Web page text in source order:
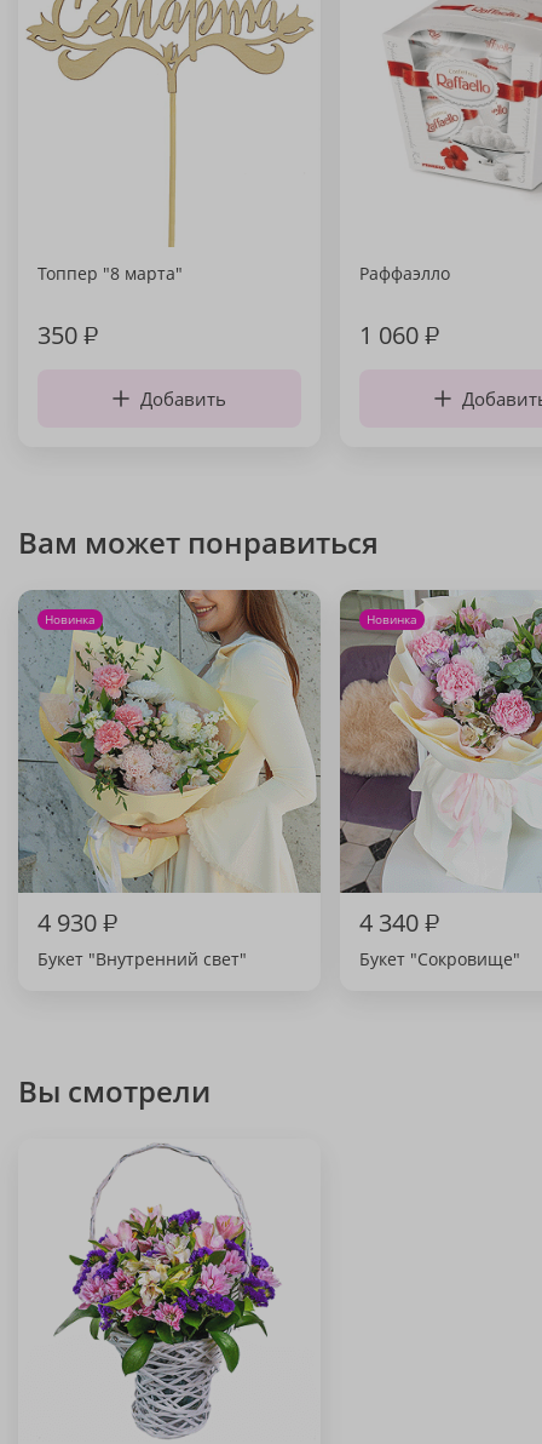
Топпер "8 марта"
350₽
Добавить
Раффаэлло
1 060₽
Вам может понравиться
Новинка
4 930₽
Букет "Внутренний свет"
Новинка
4 340₽
Букет "Сокровище"
Вы смотрели